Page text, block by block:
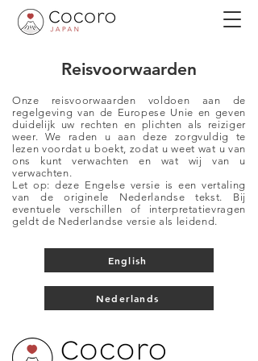
Reisvoorwaarden
Onze reisvoorwaarden voldoen aan de
regelgeving van de Europese Unie en geven
duidelijk uw rechten en plichten als reiziger
weer. We raden u aan deze zorgvuldig te
lezen voordat u boekt, zodat u weet wat u van
ons kunt verwachten en wat wij van u
verwachten.
Let op: deze Engelse versie is een vertaling
van de originele Nederlandse tekst. Bij
eventuele verschillen of interpretatievragen
geldt de Nederlandse versie als leidend.
English
Nederlands